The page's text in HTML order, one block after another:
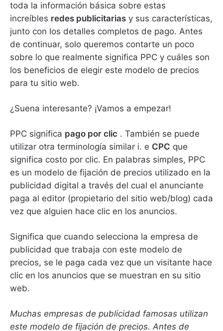
toda la información básica sobre estas
increíbles redes publicitarias y sus características,
junto con los detalles completos de pago. Antes
de continuar, solo queremos contarte un poco
sobre lo que realmente significa PPC y cuáles son
los beneficios de elegir este modelo de precios
para tu sitio web.
¿Suena interesante? ¡Vamos a empezar!
PPC significa pago por clic . También se puede
utilizar otra terminología similar i. e CPC que
significa costo por clic. En palabras simples, PPC
es un modelo de fijación de precios utilizado en la
publicidad digital a través del cual el anunciante
paga al editor (propietario del sitio web/blog) cada
vez que alguien hace clic en los anuncios.
Significa que cuando selecciona la empresa de
publicidad que trabaja con este modelo de
precios, se le paga cada vez que un visitante hace
clic en los anuncios que se muestran en su sitio
web.
Muchas empresas de publicidad famosas utilizan
este modelo de fijación de precios.Antes de